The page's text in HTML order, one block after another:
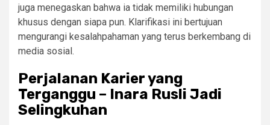
juga menegaskan bahwa ia tidak memiliki hubungan
khusus dengan siapa pun. Klarifikasi ini bertujuan
mengurangi kesalahpahaman yang terus berkembang di
media sosial.
Perjalanan Karier yang
Terganggu – Inara Rusli Jadi
Selingkuhan